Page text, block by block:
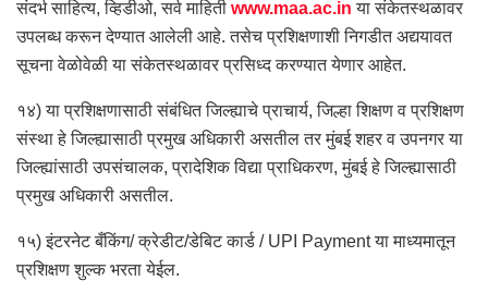
संदर्भ साहित्य, व्हिडीओ, सर्व माहिती www.maa.ac.in या संकेतस्थळावर
उपलब्ध करून देण्यात आलेली आहे. तसेच प्रशिक्षणाशी निगडीत अद्ययावत
सूचना वेळोवेळी या संकेतस्थळावर प्रसिध्द करण्यात येणार आहेत.
१४) या प्रशिक्षणासाठी संबंधित जिल्ह्याचे प्राचार्य, जिल्हा शिक्षण व प्रशिक्षण
संस्था हे जिल्ह्यासाठी प्रमुख अधिकारी असतील तर मुंबई शहर व उपनगर या
जिल्ह्यांसाठी उपसंचालक, प्रादेशिक विद्या प्राधिकरण, मुंबई हे जिल्ह्यासाठी
प्रमुख अधिकारी असतील.
१५) इंटरनेट बँकिंग/ क्रेडीट/डेबिट कार्ड / UPI Payment या माध्यमातून
प्रशिक्षण शुल्क भरता येईल.